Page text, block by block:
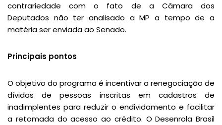
contrariedade com o fato de a Câmara dos
Deputados não ter analisado a MP a tempo de a
matéria ser enviada ao Senado.
Principais pontos
O objetivo do programa é incentivar a renegociação de
dívidas de pessoas inscritas em cadastros de
inadimplentes para reduzir o endividamento e facilitar
a retomada do acesso ao crédito. O Desenrola Brasil